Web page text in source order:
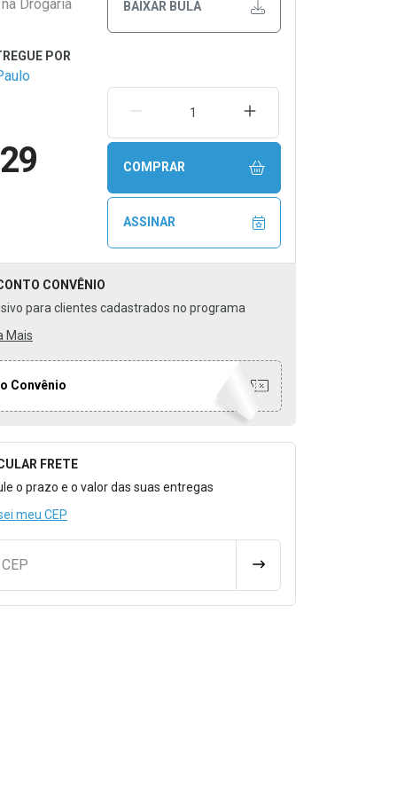
Drogaria BAIXAR BULA
REMOVER UMA UNIDADEAUMENTAR UMA
COMPRAR
ASSINAR
CONVÊNIO
para clientes cadastrados no programa
Mais
Convênio
para Calcular o Frete
FRETE
o prazo e o valor das suas entregas
meu CEP
CALCULAR FRETE